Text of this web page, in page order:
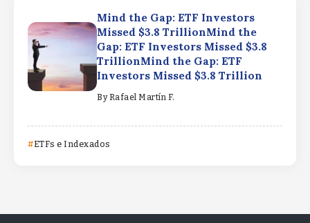
Mind the Gap: ETF Investors
Missed $3.8 TrillionMind the
Gap: ETF Investors Missed $3.8
TrillionMind the Gap: ETF
Investors Missed $3.8 Trillion
By Rafael Martín F.
ETFs e Indexados